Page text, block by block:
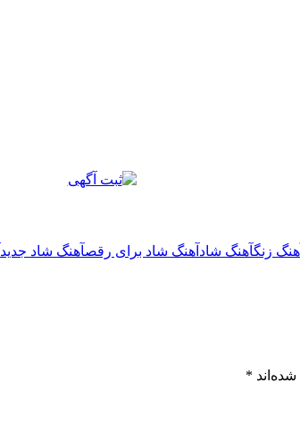
زنگآهنگ شاد آهنگ شاد برای رقصآهنگ شاد جدید
*